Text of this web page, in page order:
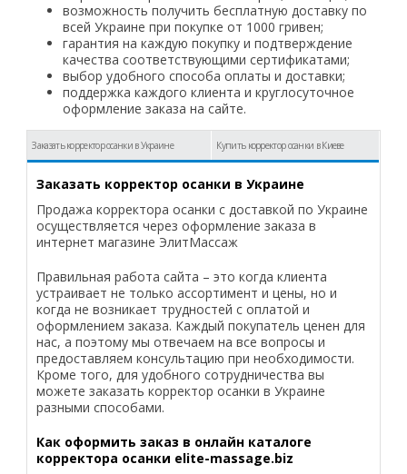
возможность получить бесплатную доставку по
всей Украине при покупке от 1000 гривен;
гарантия на каждую покупку и подтверждение
качества соответствующими сертификатами;
выбор удобного способа оплаты и доставки;
поддержка каждого клиента и круглосуточное
оформление заказа на сайте.
Заказать корректор осанки в Украине Купить корректор осанки в Киеве
Заказать корректор осанки в Украине
Продажа корректора осанки с доставкой по Украине
осуществляется через оформление заказа в
интернет магазине ЭлитМассаж
Правильная работа сайта – это когда клиента
устраивает не только ассортимент и цены, но и
когда не возникает трудностей с оплатой и
оформлением заказа. Каждый покупатель ценен для
нас, а поэтому мы отвечаем на все вопросы и
предоставляем консультацию при необходимости.
Кроме того, для удобного сотрудничества вы
можете заказать корректор осанки в Украине
разными способами.
Как оформить заказ в онлайн каталоге
корректора осанки elite-massage.biz